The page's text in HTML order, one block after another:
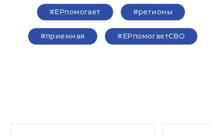
#ЕРпомогает #регионы
#приемная #ЕРпомогаетСВО